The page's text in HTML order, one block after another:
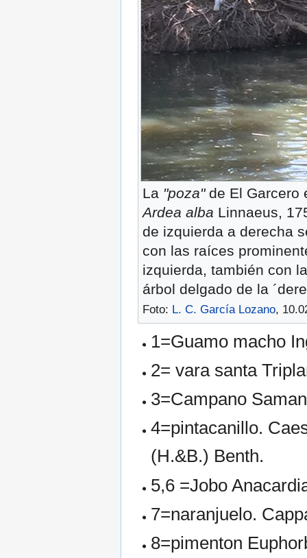
La "poza"de El Garcero
Ardea alba Linnaeus,
de izquierda a derecha
con las raíces
izquierda, también con
árbol delgado de la
Foto: L. C. García Lozano,
1=Guamo macho
2= vara santa
3=Campano
4=pintacanillo.
(H.&B.) Benth.
5,6 =Jobo
7=naranjuelo.
8=pimenton